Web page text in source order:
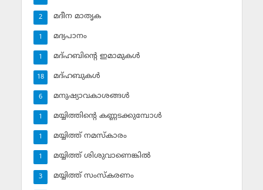
മദീന മാതൃക
2
മദ്യപാനം
1
മദ്ഹബിന്റെ ഇമാമുകള്‍
1
മദ്ഹബുകള്‍
18
മനുഷ്യാവകാശങ്ങള്‍
6
മയ്യിത്തിന്റെ കണ്ണടക്കുമ്പോള്‍
1
മയ്യിത്ത് നമസ്‌കാരം
1
മയ്യിത്ത് ശിശുവാണെങ്കില്‍
1
മയ്യിത്ത് സംസ്‌കരണം
3